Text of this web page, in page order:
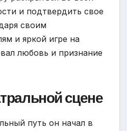
и подтвердить свое
своим
и яркой игре на
любовь и признание
сцене
путь он начал в